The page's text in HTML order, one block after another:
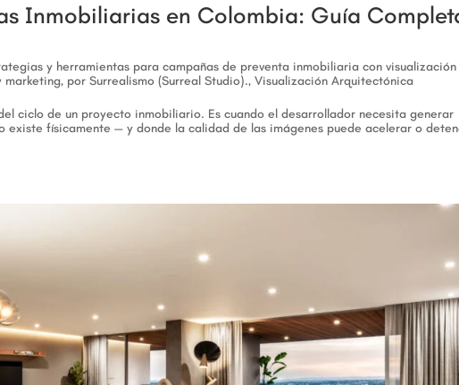
Inmobiliarias en Colombia: Guía
y herramientas para campañas de preventa inmobiliaria con visualización
por Surrealismo (Surreal Studio).,Visualización Arquitectónica
ciclo de un proyecto inmobiliario. Es cuando el desarrollador necesita generar
existe físicamente — y donde la calidad de las imágenes puede acelerar o